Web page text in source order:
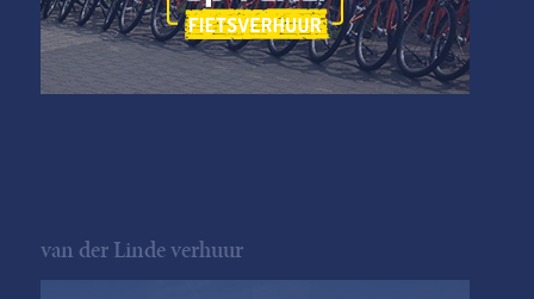
van der Linde verhuur